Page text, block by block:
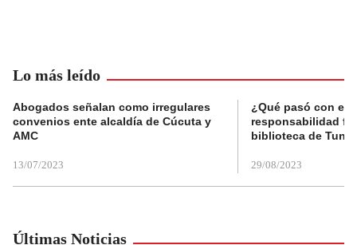
Lo más leído
Abogados señalan como irregulares
convenios ente alcaldía de Cúcuta y
AMC
13/07/2023
¿Qué pasó con el
responsabilidad
biblioteca de
29/08/2023
Últimas Noticias